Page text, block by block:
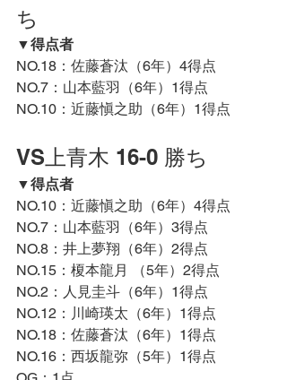
ち
▼得点者
NO.18：佐藤蒼汰 （6年）4得点
NO.7：山本藍羽（6年）1得点
NO.10：近藤愼之助 （6年）1得点
VS上青木 16-0 勝ち
▼得点者
NO.10：近藤愼之助 （6年）4得点
NO.7：山本藍羽（6年）3得点
NO.8： 井上夢翔 （6年）2得点
NO.15： 榎本龍月
（5年）2得点
NO.2：人見圭斗 （6年）1得点
NO.12：川崎瑛太 （6年）1得点
NO.18：佐藤蒼汰 （6年）1得点
NO.16：西坂龍弥（5年） 1得点